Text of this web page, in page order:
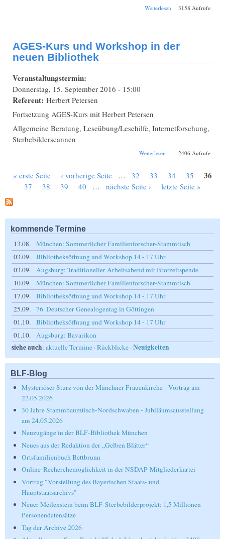
Weiterlesen über 90 Jahre
3158 Aufrufe
AGES-Kurs und Workshop in der
neuen Bibliothek
Veranstaltungstermin:
Donnerstag, 15. September 2016 - 15:00
Referent: Herbert Petersen
Fortsetzung AGES-Kurs mit Herbert Petersen
Allgemeine Beratung, Leseübung/Lesehilfe, Internetforschung,
Sterbebilderscannen
Weiterlesen über AGES-Kurs und
2406 Aufrufe
Seiten
« erste Seite ‹ vorherige Seite … 32 33 34 35 36
37 38 39 40 … nächste Seite › letzte Seite »
kommende Termine
13.08.
München: Sommerlicher Familienforscher-Stammtisch
03.09.
Bibliotheksöffnung und Workshop 14 - 17 Uhr
03.09.
Augsburg: Traditioneller Arbeitsabend mit Brotzeitspende
10.09.
München: Sommerlicher Familienforscher-Stammtisch
17.09.
Bibliotheksöffnung und Workshop 14 - 17 Uhr
25.09.
76. Deutscher Genealogentag in Göttingen
01.10.
Bibliotheksöffnung und Workshop 14 - 17 Uhr
01.10.
Augsburg: Bavarikon
siehe auch: aktuelle Termine ·Rückblicke ·Neuigkeiten
BLF-Blog
Mysteriöser Sturz von der Münchner Frauenkirche - Vortrag am
22.05.2026
30 Jahre Stammbaumtisch-Nordschwaben - Jubiläumsausstellung
am 24.05.2026
Neuzugänge in der BLF-Bibliothek München
Neues aus der Redaktion der „Gelben Blätter“
Ortsfamilienbuch Bettbrunn
Online-Recherchemöglichkeit in der NSDAP-Mitgliederkartei
Vortrag "Vorstellung des Bayerischen Staats- und
Hauptstaatsarchivs"
Neuer Meilenstein beim BLF-Sterbebilderprojekt: 1,5 Millionen
Personendatensätze
Tag der Archive 2026